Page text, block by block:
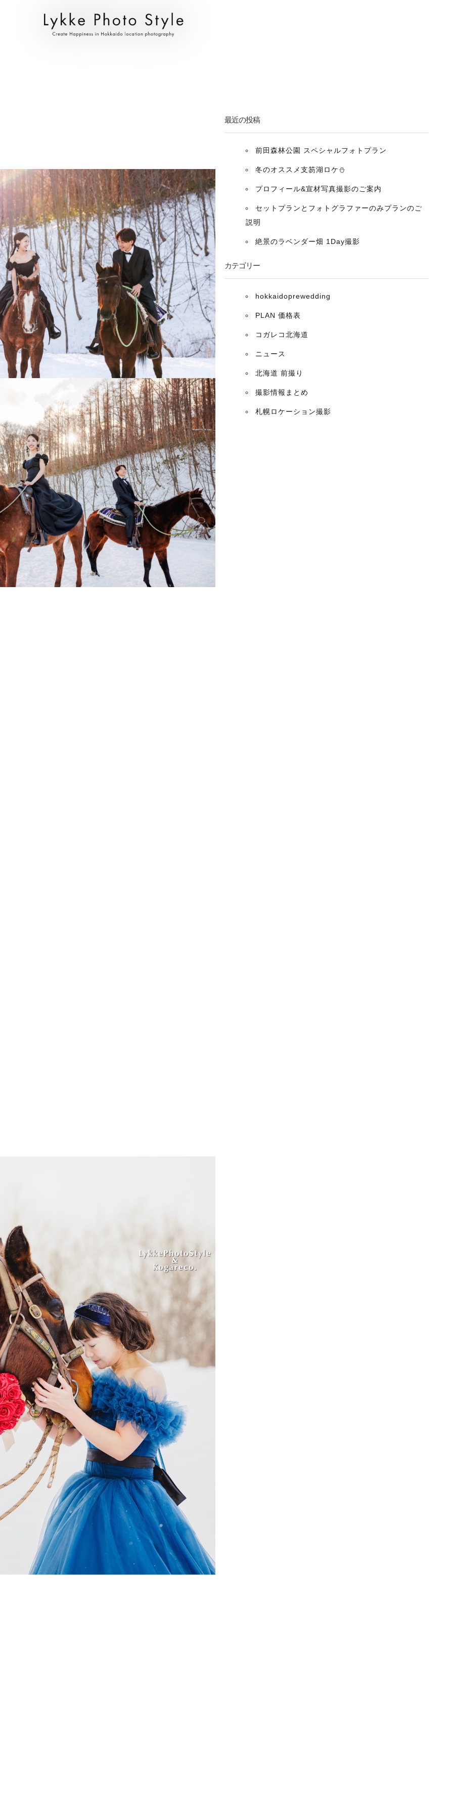
最近の投稿
前田森林公園 スペシャルフォトプラン
冬のオススメ支笏湖ロケ⛄️
プロフィール&宣材写真撮影のご案内
セットプランとフォトグラファーのみプランのご
説明
絶景のラベンダー畑 1Day撮影
カテゴリー
hokkaidoprewedding
PLAN 価格表
コガレコ北海道
ニュース
北海道 前撮り
撮影情報まとめ
札幌ロケーション撮影